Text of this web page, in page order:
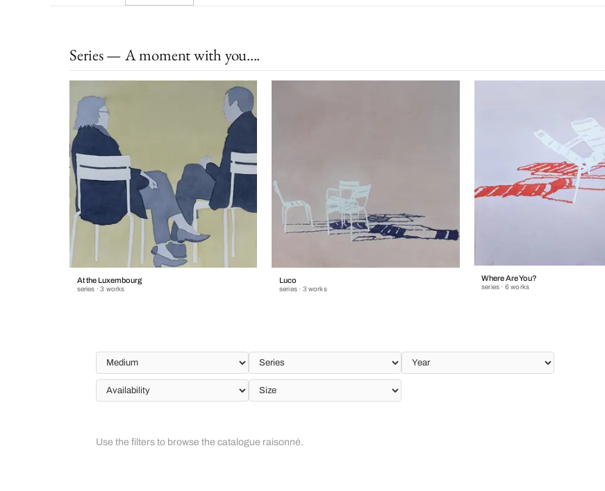
Series — A moment with you....
At the Luxembourg
series · 3 works
Luco
series · 3 works
Where Are You?
series · 6 works
Use the filters to browse the catalogue raisonné.